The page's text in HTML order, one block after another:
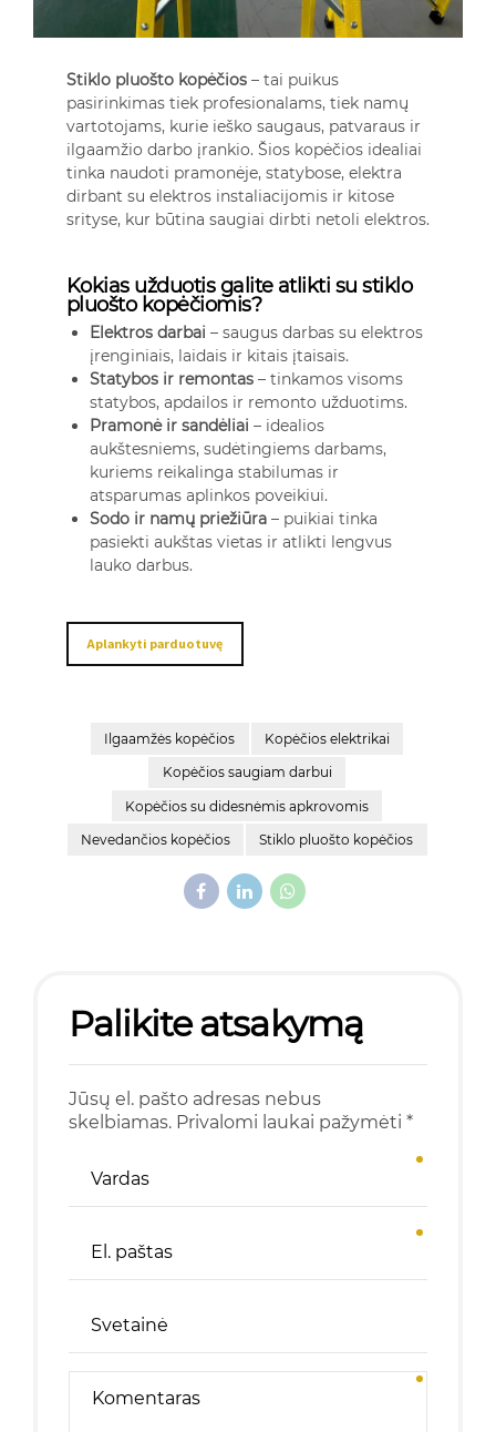
Stiklo pluošto kopėčios – tai puikus
pasirinkimas tiek profesionalams, tiek namų
vartotojams, kurie ieško saugaus, patvaraus ir
ilgaamžio darbo įrankio. Šios kopėčios idealiai
tinka naudoti pramonėje, statybose, elektra
dirbant su elektros instaliacijomis ir kitose
srityse, kur būtina saugiai dirbti netoli elektros.
Kokias užduotis galite atlikti su stiklo
pluošto kopėčiomis?
Elektros darbai – saugus darbas su elektros
įrenginiais, laidais ir kitais įtaisais.
Statybos ir remontas – tinkamos visoms
statybos, apdailos ir remonto užduotims.
Pramonė ir sandėliai – idealios
aukštesniems, sudėtingiems darbams,
kuriems reikalinga stabilumas ir
atsparumas aplinkos poveikiui.
Sodo ir namų priežiūra – puikiai tinka
pasiekti aukštas vietas ir atlikti lengvus
lauko darbus.
Aplankyti parduotuvę
Ilgaamžės kopėčios Kopėčios elektrikai
Kopėčios saugiam darbui
Kopėčios su didesnėmis apkrovomis
Nevedančios kopėčios Stiklo pluošto kopėčios
Palikite atsakymą
Jūsų el. pašto adresas nebus
skelbiamas. Privalomi laukai pažymėti *